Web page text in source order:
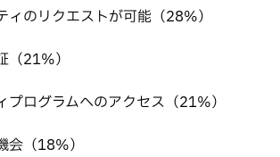
ィのリクエストが可能（28%）
（21%）
プログラムへのアクセス（21%）
会（18%）